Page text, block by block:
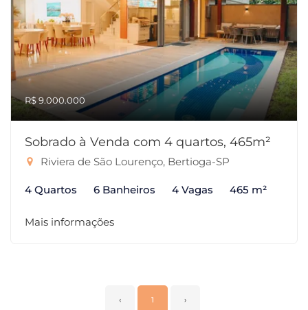
R$ 9.000.000
Sobrado à Venda com 4 quartos, 465m²
Riviera de São Lourenço, Bertioga-SP
4 Quartos 6 Banheiros 4 Vagas 465 m²
Mais informações
‹ 1 ›